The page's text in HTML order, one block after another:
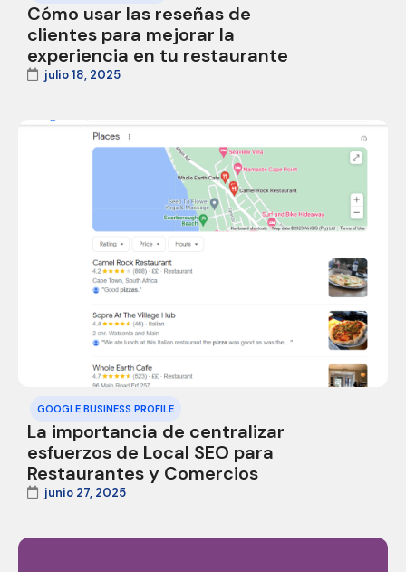
Cómo usar las reseñas de
clientes para mejorar la
experiencia en tu restaurante
julio 18, 2025
GOOGLE BUSINESS PROFILE
La importancia de centralizar
esfuerzos de Local SEO para
Restaurantes y Comercios
junio 27, 2025